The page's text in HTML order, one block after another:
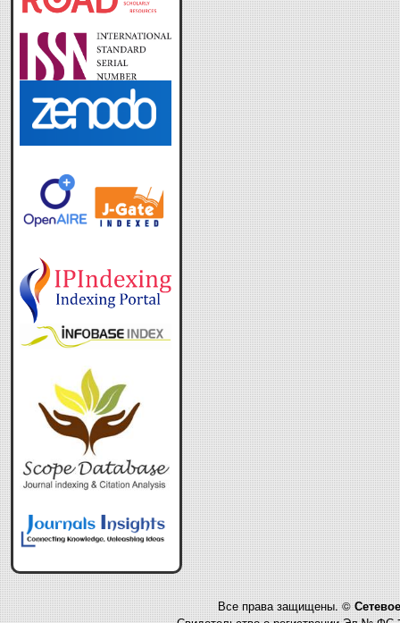
Все права защищены. ©